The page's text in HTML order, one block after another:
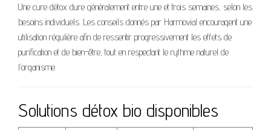
Une cure détox dure généralement entre une et trois semaines, selon les
besoins individuels. Les conseils donnés par Harmovial encouragent une
utilisation régulière afin de ressentir progressivement les effets de
purification et de bien-être, tout en respectant le rythme naturel de
l’organisme.
Solutions détox bio disponibles